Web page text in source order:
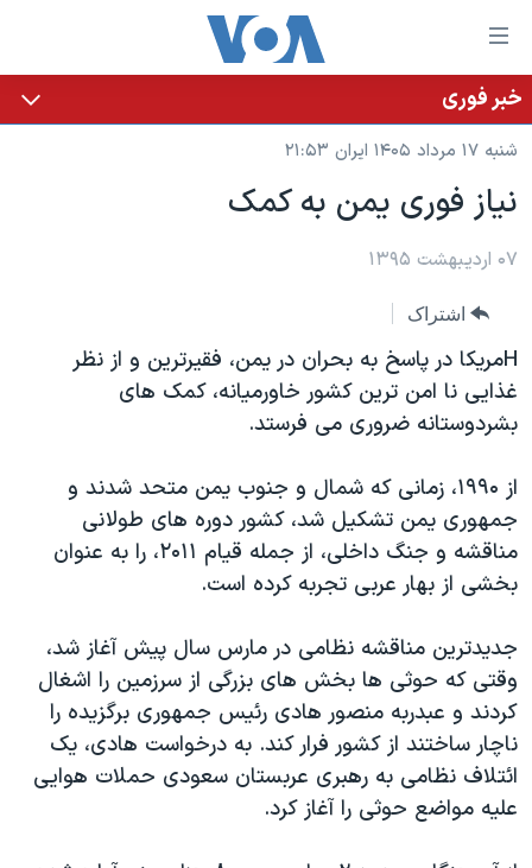
لینکهای
قابل
دسترسی
جهش
محتوای
جهش
اصلی
جهش
به
خانه
نسخه سبک وب‌سایت
موضوع ها
ایران
ورزشی
گزیده‌ها
ویدیوها
فرهنگ و زندگی
حقوق شهروندی
اقتصادی
علم و فناوری
اسرائیل در جنگ
گالری عکس
آرشیو پخش زنده
برنامه های تلویزیونی
جدول برنامه ها
جام جهانی ۲۰۲۶
عملیات خشم حماسی
بایگانی برنامه‌های تلویزیونی
مستندها
انتخابات ریاست جمهوری آمریکا ۲۰۲۴
حمله جمهوری اسلامی به اسرائیل
رمز مهسا
ورزش زنان در ایران
اعتراضات زن، زندگی، آزادی
مجموعه مستندهای دادخواهی
فرکانس‌های صدای آمریکا
پخش رادیویی
یادگیری زبان انگلیسی
دنبال کنید
زبانهای مختلف
خبر فوری
شنبه ۱۷ مرداد ۱۴۰۵ ایران ۲۱:۵۳
نیاز فوری یمن به کمک
۰۷ اردیبهشت ۱۳۹۵
اشتراک
Hمریکا در پاسخ به بحران در یمن، فقیرترین و از نظر
غذایی نا امن ترین کشور خاورمیانه، کمک های
بشردوستانه ضروری می فرستد.
از ۱۹۹۰، زمانی که شمال و جنوب یمن متحد شدند و
جمهوری یمن تشکیل شد، کشور دوره های طولانی
مناقشه و جنگ داخلی، از جمله قیام ۲۰۱۱، را به عنوان
بخشی از بهار عربی تجربه کرده است.
جدیدترین مناقشه نظامی در مارس سال پیش آغاز شد،
وقتی که حوثی ها بخش های بزرگی از سرزمین را اشغال
کردند و عبدربه منصور هادی رئیس جمهوری برگزیده را
ناچار ساختند از کشور فرار کند. به درخواست هادی، یک
ائتلاف نظامی به رهبری عربستان سعودی حملات هوایی
علیه مواضع حوثی را آغاز کرد.